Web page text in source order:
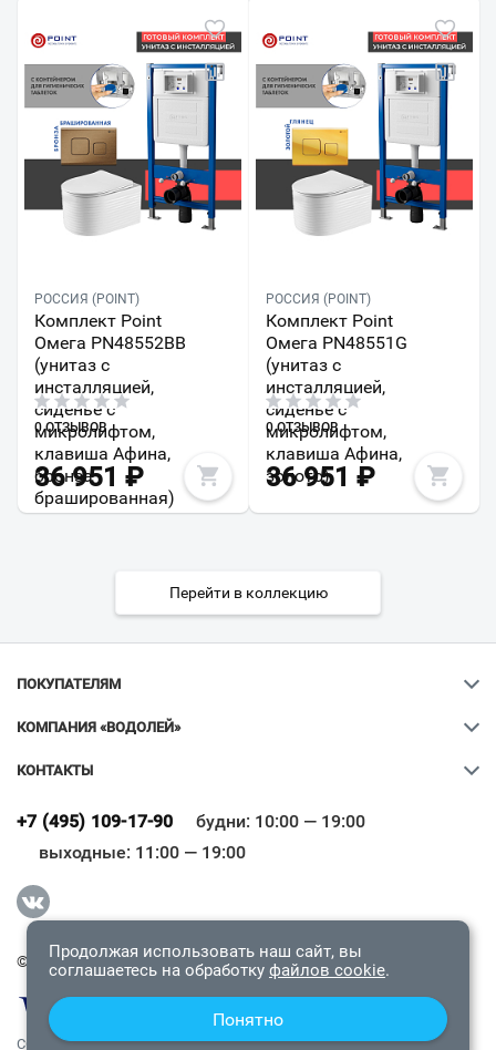
РОССИЯ (POINT)
Комплект Point
Омега PN48552BB
(унитаз с
инсталляцией,
сиденье с
микролифтом,
клавиша Афина,
бронза
брашированная)
0 ОТЗЫВОВ
36 951 ₽
РОССИЯ (POINT)
Комплект Point
Омега PN48551G
(унитаз с
инсталляцией,
сиденье с
микролифтом,
клавиша Афина,
золото)
0 ОТЗЫВОВ
36 951 ₽
Перейти в коллекцию
ПОКУПАТЕЛЯМ
КОМПАНИЯ «ВОДОЛЕЙ»
КОНТАКТЫ
+7 (495) 109-17-90
будни: 10:00 — 19:00
выходные: 11:00 — 19:00
© 2009-2026 «Водолей Онлайн». Все права защищены.
СОГЛАШЕНИЕ О КОНФИДЕНЦИАЛЬНОСТИ
Всё верно
Продолжая использовать наш сайт, вы
соглашаетесь на обработку файлов cookie.
Понятно